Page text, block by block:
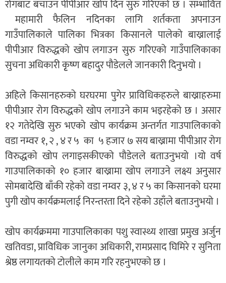
रोगबाट बचाउन पीपीआर खोप दिन सुरु गरिएको छ । सम्भावित
महामारी फैलिन नदिनका लागि शर्तकता अपनाउन
गाउँपालिकाले पालिका भित्रका किसानले पालेको बाख्रालाई
पीपीआर विरुद्धको खोप लगाउन सुरु गरिएको गाउँपालिकाका
सुचना अधिकारी कृृष्ण बहादुर पौडेलले जानकारी दिनुभयो ।
अहिले किसानहरुको घरघरमा पुगेर प्राविधिकहरुले बाख्राहरुमा
पीपीआर रोग विरुद्धको खोप लगाउने काम भइरहेको छ । असार
१२ गतेदेखि सुरु भएको खोप कार्यक्रम अन्तर्गत गाउपालिकाको
वडा नम्वर १, २ , ४ र ५ का ५ हजार ७ सय बाख्रामा पीपीआर रोग
विरुद्धको खोप लगाइसकीएको पौडेलले बताउनुभयो ।यो वर्ष
गाउपालिकाको १० हजार बाख्रामा खोप लगाउने लक्ष्य अनुसार
सोमबादेखि बाँकी रहेको वडा नम्वर ३, ४ र ५ का किसानको घरमा
पुगी खोप कार्यक्रमलाई निरन्तरता दिने रहेको उहाँले बताउनुभयो ।
खोप कार्यक्रममा गाउपालिकाका पशु स्वास्थ्य शाखा प्रमुख अर्जुन
खतिवडा, प्राविधिक जानुका अधिकारी, रामप्रसाद घिमिरे र सुनिता
श्रेष्ठ लगायतको टोलीले काम गरि रहनुभएको छ ।